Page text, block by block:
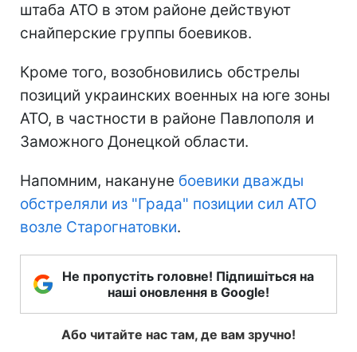
штаба АТО в этом районе действуют
снайперские группы боевиков.
Кроме того, возобновились обстрелы
позиций украинских военных на юге зоны
АТО, в частности в районе Павлополя и
Заможного Донецкой области.
Напомним, накануне боевики дважды
обстреляли из "Града" позиции сил АТО
возле Старогнатовки.
Не пропустіть головне! Підпишіться на
наші оновлення в Google!
Або читайте нас там, де вам зручно!